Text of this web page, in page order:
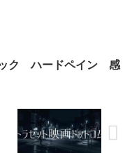
ク ハードペイン 感